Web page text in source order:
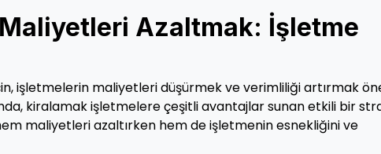
Azaltmak: İşletme
işletmelerin maliyetleri düşürmek ve verimliliği artırmak
kiralamak işletmelere çeşitli avantajlar sunan etkili bir
maliyetleri azaltırken hem de işletmenin esnekliğini ve